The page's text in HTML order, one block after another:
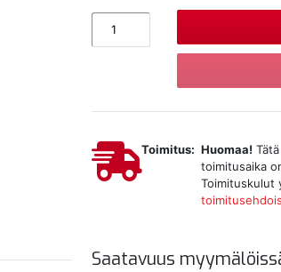
Toimitus: Huomaa!
toimitusaika
Toimituskulut
Saatavuus